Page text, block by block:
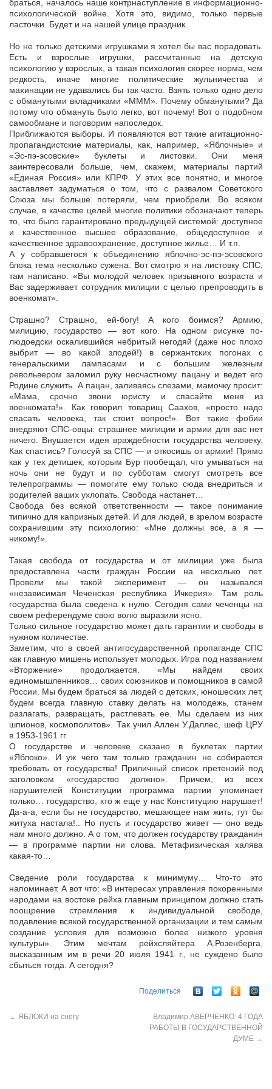
браться, началось наше контрнаступление в информационно-
психологической войне. Хотя это, видимо, только первые
ласточки. Будет и на нашей улице праздник.
Но не только детскими игрушками я хотел бы вас порадовать.
Есть и взрослые игрушки, рассчитанные на детскую
психологию у взрослых, а такая психология скорее норма, чем
редкость, иначе многие политические жульничества и
махинации не удавались бы так часто. Взять только одно дело
с обманутыми вкладчиками «МММ». Почему обманутыми? Да
потому что обмануть было легко, вот почему! Вот о подобном
самообмане и поговорим напоследок.
Приближаются выборы. И появляются вот такие агитационно-
пропагандистские материалы, как, например, «Яблочные» и
«Эс-пэ-эсовские» буклеты и листовки. Они меня
заинтересовали больше, чем, скажем, материалы партий
«Единая Россия» или КПРФ. У этих все понятно, и многое
заставляет задуматься о том, что с развалом Советского
Союза мы больше потеряли, чем приобрели. Во всяком
случае, в качестве целей многие политики обозначают теперь
то, что было гарантировано предыдущей системой: доступное
и качественное высшее образование, общедоступное и
качественное здравоохранение, доступное жилье… И т.п.
А у собравшегося к объединению яблочно-эс-пэ-эсовского
блока тема несколько сужена. Вот смотрю я на листовку СПС,
там написано: «Вы молодой человек призывного возраста и
Вас задерживает сотрудник милиции с целью препроводить в
военкомат».
Страшно? Страшно, ей-богу! А кого боимся? Армию,
милицию, государство — вот кого. На одном рисунке по-
людоедски оскалившийся небритый негодяй (даже нос плохо
выбрит — во какой злодей!) в сержантских погонах с
генеральскими лампасами и с большим железным
револьвером заломил руку несчастному пацану и ведет его
Родине служить. А пацан, заливаясь слезами, мамочку просит:
«Мама, срочно звони юристу и спасайте меня из
военкомата!». Как говорил товарищ Саахов, «просто надо
спасать человека, так стоит вопрос!». Вот такие фобии
внедряют СПС-овцы: страшнее милиции и армии для вас нет
ничего. Внушается идея враждебности государства человеку.
Как спастись? Голосуй за СПС — и откосишь от армии! Прямо
как у тех детишек, которым Бур пообещал, что умываться на
ночь они не будут и по субботам смогут смотреть все
телепрограммы — помогите ему только сюда внедриться и
родителей ваших ухлопать. Свобода настанет…
Свобода без всякой ответственности — такое понимание
типично для капризных детей. И для людей, в зрелом возрасте
сохранившим эту психологию: «Мне должны все, а я —
никому!».
Такая свобода от государства и от милиции уже была
предоставлена части граждан России на несколько лет.
Провели мы такой эксперимент — он назывался
«независимая Чеченская республика Ичкерия». Там роль
государства была сведена к нулю. Сегодня сами чеченцы на
своем референдуме свою волю выразили ясно.
Только сильное государство может дать гарантии и свободы в
нужном количестве.
Заметим, что в своей антигосударственной пропаганде СПС
как главную мишень использует молодых. Игра под названием
«Вторжение» продолжается. «Мы найдем своих
единомышленников… своих союзников и помощников в самой
России. Мы будем браться за людей с детских, юношеских лет,
будем всегда главную ставку делать на молодежь, станем
разлагать, развращать, растлевать ее. Мы сделаем из них
шпионов, космополитов». Так учил Аллен У.Даллес, шеф ЦРУ
в 1953-1961 гг.
О государстве и человеке сказано в буклетах партии
«Яблоко». И уж чего там только гражданин не собирается
требовать от государства! Приличный список претензий под
заголовком «государство должно». Причем, из всех
нарушителей Конституции программа партии упоминает
только… государство, кто ж еще у нас Конституцию нарушает!
Да-а-а, если бы не государство, мешающее нам жить, тут бы
житуха настала!.. Но пусть и государство живет — оно ведь
нам много должно. А о том, что должен государству гражданин
— в программе партии ни слова. Метафизическая халява
какая-то…
Сведение роли государства к минимуму… Что-то это
напоминает. А вот что: «В интересах управления покоренными
народами на востоке рейха главным принципом должно стать
поощрение стремления к индивидуальной свободе,
подавление всякой государственной организации и тем самым
создание условия для возможно более низкого уровня
культуры». Этим мечтам рейхсляйтера А.Розенберга,
высказанным им в речи 20 июля 1941 г., не суждено было
сбыться тогда. А сегодня?
Поделиться
← ЯБЛОКИ на снегу
Владимир АВЕРЧЕНКО: 4 ГОДА
РАБОТЫ В ГОСУДАРСТВЕННОЙ
ДУМЕ →